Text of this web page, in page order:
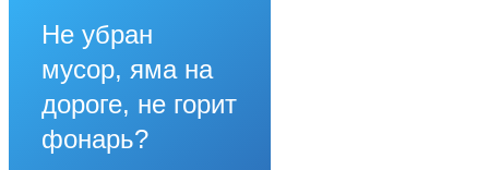
Не убран
мусор, яма на
дороге, не горит
фонарь?